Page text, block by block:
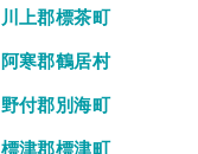
川上郡標茶町
阿寒郡鶴居村
野付郡別海町
標津郡標津町